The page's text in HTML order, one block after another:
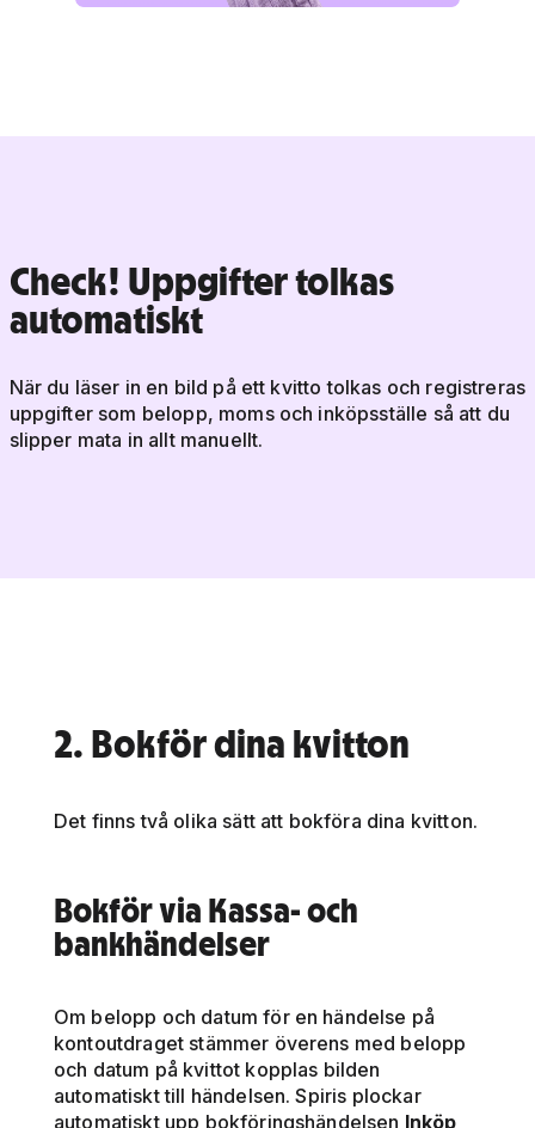
Check! Uppgifter tolkas
automatiskt
När du läser in en bild på ett kvitto tolkas och registreras
uppgifter som belopp, moms och inköpsställe så att du
slipper mata in allt manuellt.
2. Bokför dina kvitton
Det finns två olika sätt att bokföra dina kvitton.
Bokför via Kassa- och
bankhändelser
Om belopp och datum för en händelse på
kontoutdraget stämmer överens med belopp
och datum på kvittot kopplas bilden
automatiskt till händelsen. Spiris plockar
automatiskt upp bokföringshändelsen Inköp